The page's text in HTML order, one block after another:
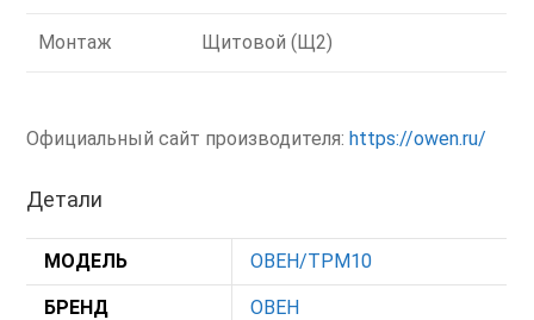
Монтаж Щитовой (Щ2)
Официальный сайт производителя:https://owen.ru/
Детали
МОДЕЛЬ ОВЕН/ТРМ10
БРЕНД ОВЕН